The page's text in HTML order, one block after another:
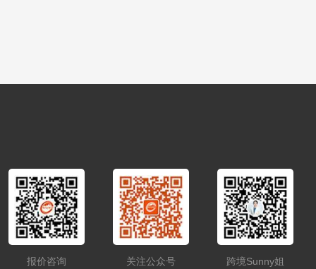
报价咨询
关注公众号 跨境Sunny姐